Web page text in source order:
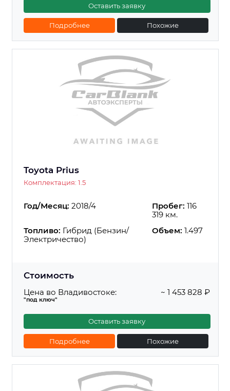
Оставить заявку
Подробнее Похожие
Toyota Prius
Комплектация: 1.5
Год/Месяц: 2018/4 Пробег: 116
319 км.
Топливо: Гибрид (Бензин/
Электричество)
Объем: 1.497
Стоимость
Цена во Владивостоке:
"под ключ"
~ 1 453 828 ₽
Оставить заявку
Подробнее Похожие